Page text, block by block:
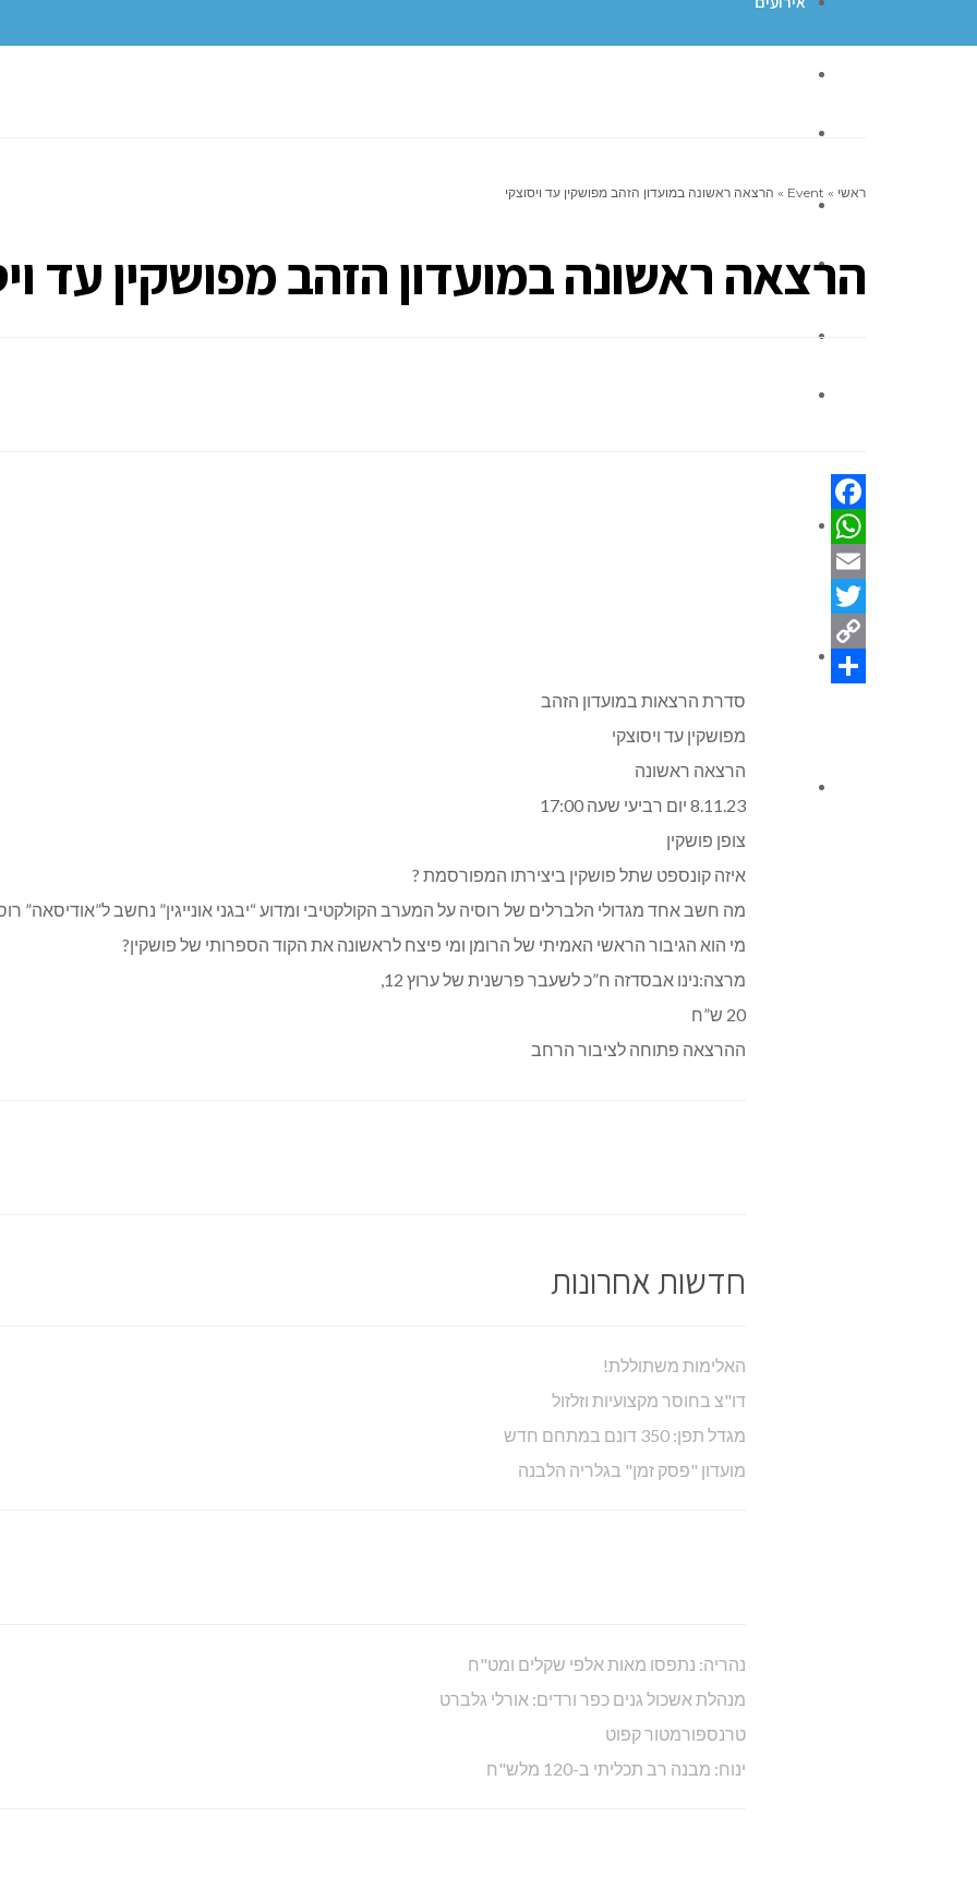
ניחומים
אלפון
ראשי »
Event
» הרצאה ראשונה במועדון הזהב מפושקין עד ויסוצקי
הרצאה ראשונה במועדון הזהב מפושקין עד
Facebook
WhatsApp
Email
Twitter
Copy
סדרת הרצאות במועדון הזהב
מפושקין עד ויסוצקי
הרצאה ראשונה
8.11.23 יום רביעי שעה 17:00
צופן פושקין
איזה קונספט שתל פושקין ביצירתו המפורסמת ?
מה חשב אחד מגדולי הלברלים של רוסיה על המערב הקולקטיבי ומדוע “יבגני אונייגין” נחשב ל”אודיסאה”
מי הוא הגיבור הראשי האמיתי של הרומן ומי פיצח לראשונה את הקוד הספרותי של פושקין?
מרצה:נינו אבסדזה ח”כ לשעבר פרשנית של ערוץ 12,
20 ש”ח
ההרצאה פתוחה לציבור הרחב
חדשות אחרונות
האלימות משתוללת!
דו"צ בחוסר מקצועיות וזלזול
מגדל תפן: 350 דונם במתחם חדש
מועדון "פסק זמן" בגלריה הלבנה
נהריה: נתפסו מאות אלפי שקלים ומט"ח
מנהלת אשכול גנים כפר ורדים: אורלי גלברט
טרנספורמטור קפוט
ינוח: מבנה רב תכליתי ב-120 מלש"ח